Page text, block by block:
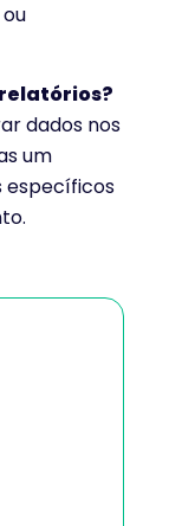
dados nos
um
específicos